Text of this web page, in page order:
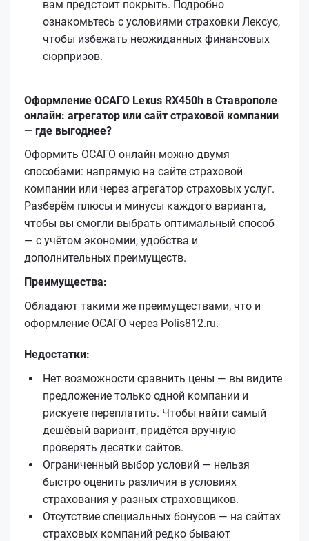
вам предстоит покрыть. Подробно
ознакомьтесь с условиями страховки Лексус,
чтобы избежать неожиданных финансовых
сюрпризов.
Оформление ОСАГО Lexus RX450h в Ставрополе
онлайн: агрегатор или сайт страховой компании
— где выгоднее?
Оформить ОСАГО онлайн можно двумя
способами: напрямую на сайте страховой
компании или через агрегатор страховых услуг.
Разберём плюсы и минусы каждого варианта,
чтобы вы смогли выбрать оптимальный способ
— с учётом экономии, удобства и
дополнительных преимуществ.
Преимущества:
Обладают такими же преимуществами, что и
оформление ОСАГО через Polis812.ru.
Недостатки:
Нет возможности сравнить цены — вы видите
предложение только одной компании и
рискуете переплатить. Чтобы найти самый
дешёвый вариант, придётся вручную
проверять десятки сайтов.
Ограниченный выбор условий — нельзя
быстро оценить различия в условиях
страхования у разных страховщиков.
Отсутствие специальных бонусов — на сайтах
страховых компаний редко бывают